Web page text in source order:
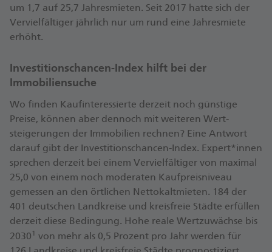
um 1,7 auf 25,7 Jahres­mieten. Seit 2017 hatte sich der
Ver­viel­fältiger jährlich nur um rund eine Jahres­miete
erhöht.
Investitionschancen-Index hilft bei der
Immobiliensuche
Wo finden Kauf­interessierte derzeit noch günstige
Preise, können aber dennoch mit weiteren Wert­
steigerungen der Immobilien rechnen? Eine Antwort
darauf gibt der Investitions­chancen-Index. Expert*innen
sprechen derzeit bei einem Ver­viel­fältiger von maximal
25,0 von einem noch moderaten Kauf­preis­niveau
gemessen an den örtlichen Netto­kalt­mieten. 184 der
401 deutschen Land­kreise und kreis­freie Städte erfüllen
derzeit diese Bedingung. Hohe reale Wert­zu­wächse bis
2030 1 von mehr als 0,5 Prozent pro Jahr werden für